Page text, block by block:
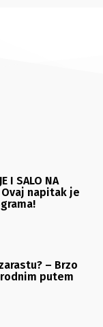
I SALO NA
Ovaj napitak je
– Brzo
putem